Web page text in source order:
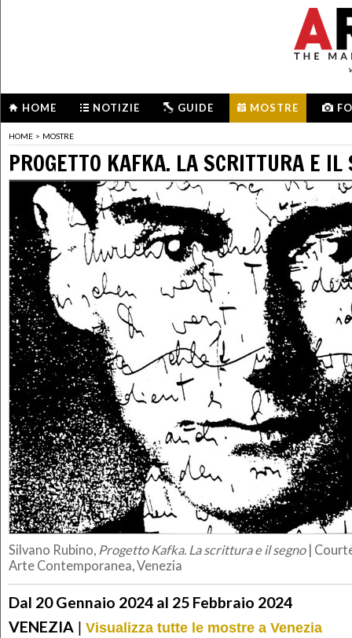
HOME NOTIZIE GUIDE MOSTRE
HOME > MOSTRE
PROGETTO KAFKA. LA SCRITTURA E IL
Silvano Rubino, Progetto Kafka. La scrittura e il segno|
Arte Contemporanea, Venezia
Dal 20 Gennaio 2024 al 25 Febbraio 2024
VENEZIA | Visualizza tutte le mostre a Venezia